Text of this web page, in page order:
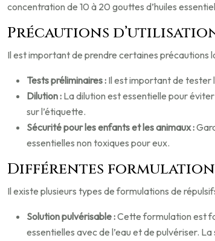
concentration de 10 à 20 gouttes d’huiles
Précautions
Il est important de prendre certaines précautions
Tests préliminaires : Il est important de tester
Dilution : La dilution est essentielle pour
sur l’étiquette.
Sécurité pour les enfants et les animaux :
essentielles non toxiques pour eux.
Différentes
Il existe plusieurs types de formulations de
Solution pulvérisable :Cette formulation est
essentielles avec de l’eau et de pulvériser.